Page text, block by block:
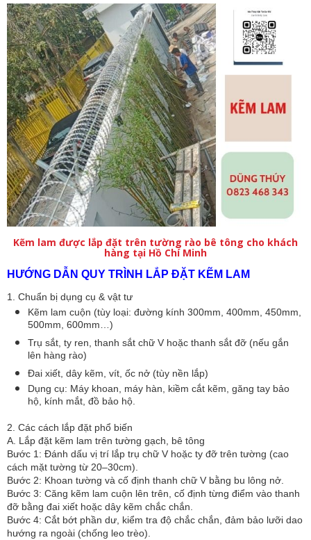
Kẽm lam được lắp đặt trên tường rào bê tông cho khách
hàng tại Hồ Chí Minh
HƯỚNG DẪN QUY TRÌNH LẮP ĐẶT KẼM LAM
1. Chuẩn bị dụng cụ & vật tư
Kẽm lam cuộn (tùy loại: đường kính 300mm, 400mm, 450mm,
500mm, 600mm…)
Trụ sắt, ty ren, thanh sắt chữ V hoặc thanh sắt đỡ (nếu gắn
lên hàng rào)
Đai xiết, dây kẽm, vít, ốc nở (tùy nền lắp)
Dụng cụ: Máy khoan, máy hàn, kiềm cắt kẽm, găng tay bảo
hộ, kính mắt, đồ bảo hộ.
2. Các cách lắp đặt phổ biến
A. Lắp đặt kẽm lam trên tường gạch, bê tông
Bước 1: Đánh dấu vị trí lắp trụ chữ V hoặc ty đỡ trên tường (cao
cách mặt tường từ 20–30cm).
Bước 2: Khoan tường và cố định thanh chữ V bằng bu lông nở.
Bước 3: Căng kẽm lam cuộn lên trên, cố định từng điểm vào thanh
đỡ bằng đai xiết hoặc dây kẽm chắc chắn.
Bước 4: Cắt bớt phần dư, kiểm tra độ chắc chắn, đảm bảo lưỡi dao
hướng ra ngoài (chống leo trèo).